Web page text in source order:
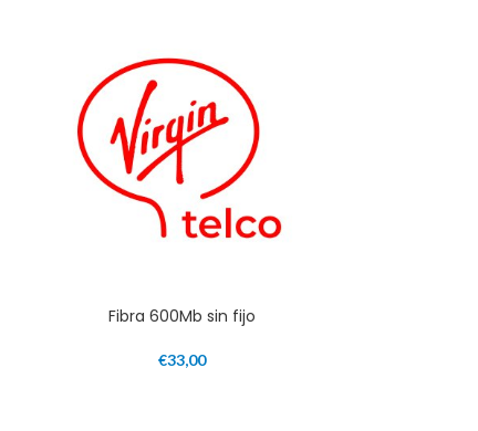
Fibra 600Mb sin fijo
€33,00